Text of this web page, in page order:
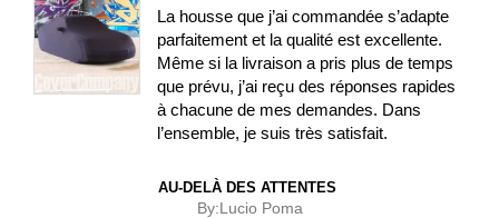
La housse que j’ai commandée s’adapte
parfaitement et la qualité est excellente.
Même si la livraison a pris plus de temps
que prévu, j’ai reçu des réponses rapides
à chacune de mes demandes. Dans
l’ensemble, je suis très satisfait.
AU-DELÀ DES ATTENTES
By:Lucio Poma